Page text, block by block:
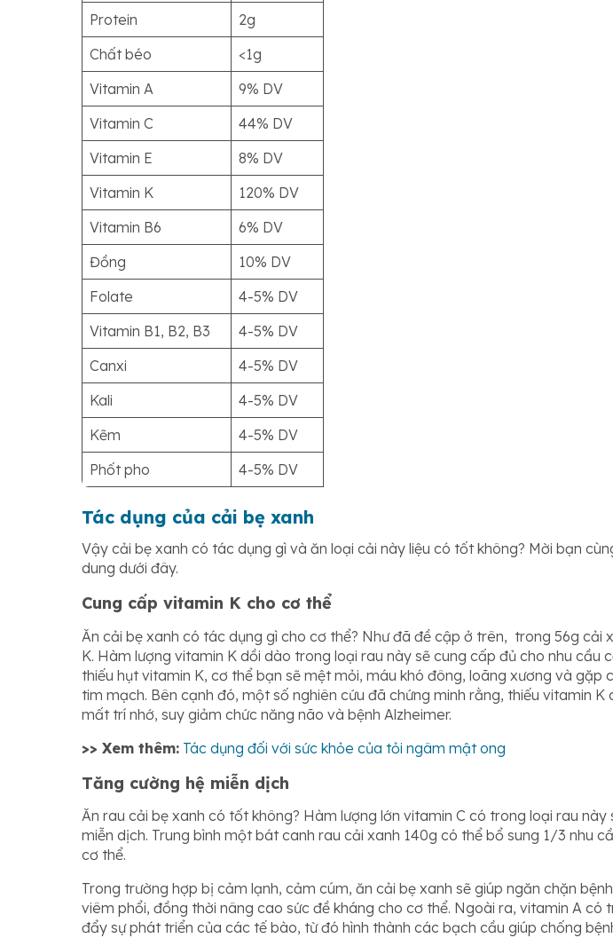
Protein
2g
Chất béo
<1g
Vitamin A
9% DV
Vitamin C
44% DV
Vitamin E
8% DV
Vitamin K
120% DV
Vitamin B6
6% DV
Đồng
10% DV
Folate
4-5% DV
Vitamin B1, B2, B3
4-5% DV
Canxi
4-5% DV
Kali
4-5% DV
Kẽm
4-5% DV
Phốt pho
4-5% DV
Tác dụng của cải bẹ xanh
Vậy cải bẹ xanh có tác dụng gì và ăn loại cải này liệu có tốt không? Mời bạn
dung dưới đây.
Cung cấp vitamin K cho cơ thể
Ăn cải bẹ xanh có tác dụng gì cho cơ thể? Như đã đề cập ở trên, trong 56g cải
K. Hàm lượng vitamin K dồi dào trong loại rau này sẽ cung cấp đủ cho nhu cầu
thiếu hụt vitamin K, cơ thể bạn sẽ mệt mỏi, máu khó đông, loãng xương và gặp
tim mạch. Bên cạnh đó, một số nghiên cứu đã chứng minh rằng, thiếu vitamin K
mất trí nhớ, suy giảm chức năng não và bệnh Alzheimer.
>> Xem thêm: Tác dụng đối với sức khỏe của tỏi ngâm mật ong
Tăng cường hệ miễn dịch
Ăn rau cải bẹ xanh có tốt không? Hàm lượng lớn vitamin C có trong loại rau này
miễn dịch. Trung bình một bát canh rau cải xanh 140g có thể bổ sung 1/3 nhu
cơ thể.
Trong trường hợp bị cảm lạnh, cảm cúm, ăn cải bẹ xanh sẽ giúp ngăn chặn
viêm phổi, đồng thời nâng cao sức đề kháng cho cơ thể. Ngoài ra, vitamin A có
đẩy sự phát triển của các tế bào, từ đó hình thành các bạch cầu giúp chống